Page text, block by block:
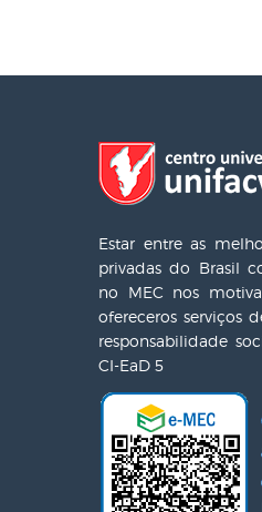
Estar entre as
privadas do Brasil
no MEC nos
ofereceros serviços
responsabilidade
CI-EaD 5